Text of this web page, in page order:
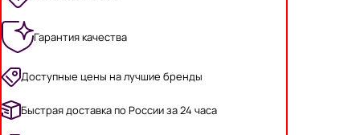
Гарантия качества
Доступные цены на лучшие бренды
Быстрая доставка по России за 24 часа